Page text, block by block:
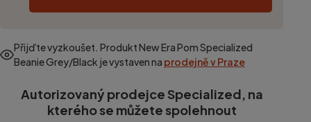
Přijďte vyzkoušet. ProduktNew Era Pom Specialized
Beanie Grey/Black je vystaven na prodejně v Praze
Autorizovaný prodejce Specialized, na
kterého se můžete spolehnout